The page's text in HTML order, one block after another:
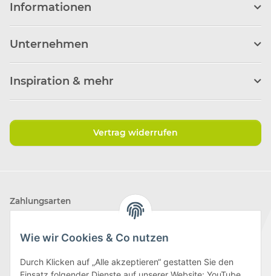
Wie wir Cookies & Co nutzen
Durch Klicken auf „Alle akzeptieren“ gestatten Sie den
Informationen
Unternehmen
Inspiration & mehr
Vertrag widerrufen
Zahlungsarten